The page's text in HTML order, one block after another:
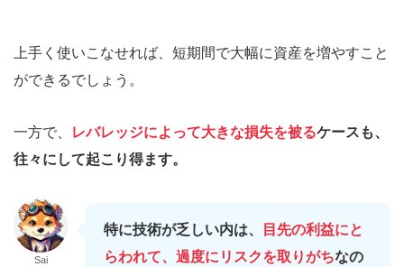
上手く使いこなせれば、短期間で大幅に資産を増やすこと
ができるでしょう。
一方で、 レバレッジによって大きな損失を被るケースも、
往々にして起こり得ます。
Sai
特に技術が乏しい内は、
目先の利益にと
らわれて、過度にリスクを取りがちなの